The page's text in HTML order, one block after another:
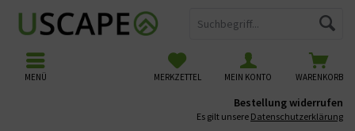
WARENKORB
MERKZETTEL MEIN KONTO
MENÜ
Bestellung widerrufen
Es gilt unsere Datenschutzerklärung